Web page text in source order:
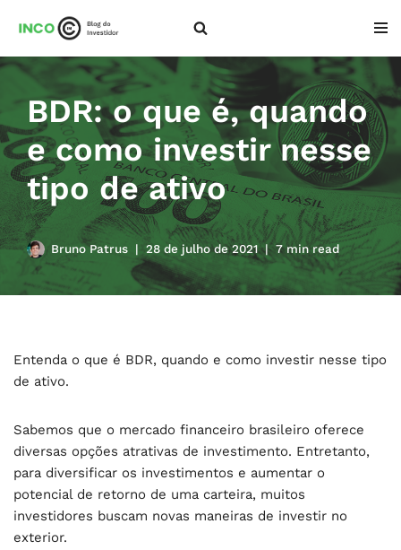
para
conteúdo
BDR: o que é, quando
e como investir nesse
tipo de ativo
Bruno Patrus 28 de julho de 2021 7 min read
Entenda o que é BDR, quando e como investir nesse tipo
de ativo.
Sabemos que o mercado financeiro brasileiro oferece
diversas opções atrativas de investimento. Entretanto,
para diversificar os investimentos e aumentar o
potencial de retorno de uma carteira, muitos
investidores buscam novas maneiras de investir no
exterior.